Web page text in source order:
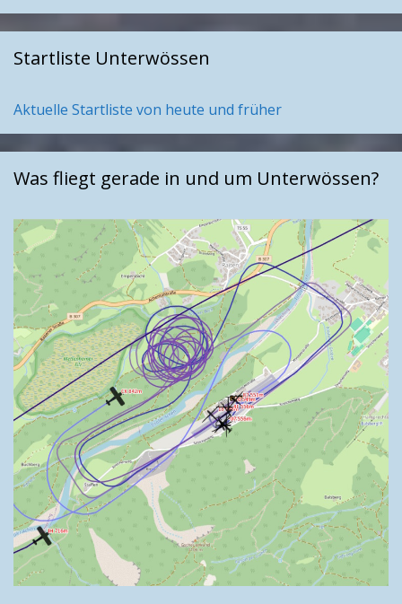
Startliste Unterwössen
Aktuelle Startliste von heute und früher
Was fliegt gerade in und um Unterwössen?